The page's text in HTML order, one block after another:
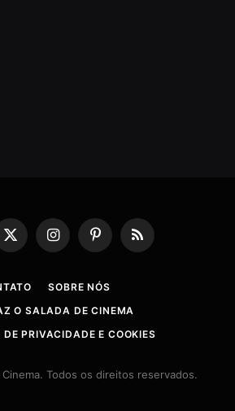
X
(Twitter)
InstagramPinterestRSS
SOBRE NÓS
O SALADA DE CINEMA
PRIVACIDADE E COOKIES
Todos os direitos reservados.